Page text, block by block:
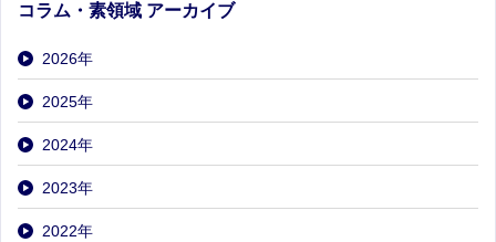
コラム・素領域 アーカイブ
2026年
2025年
2024年
2023年
2022年